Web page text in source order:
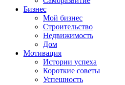
Бизнес
Мой бизнес
Строительство
Недвижимость
Дом
Мотивация
Истории успеха
Короткие советы
Успешность